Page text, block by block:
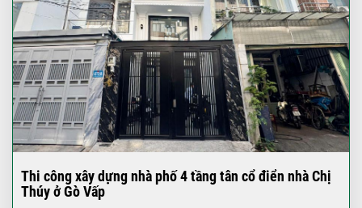
Thi công xây dựng nhà phố 4 tầng tân cổ điển nhà Chị
Thúy ở Gò Vấp